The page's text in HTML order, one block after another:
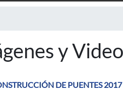
y
DE PUENTES 2017